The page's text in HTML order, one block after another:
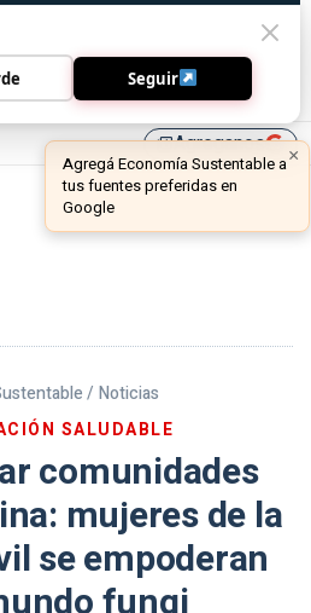
library_addAgreganos
/ Noticias
SALUDABLE
comunidades
mujeres de la
se empoderan
Seguir